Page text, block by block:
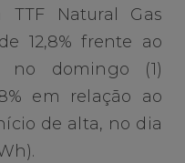
Natural Gas
12,8% frente ao
no domingo (1)
em relação ao
de alta, no dia